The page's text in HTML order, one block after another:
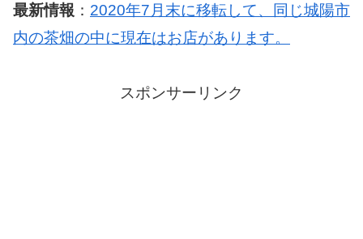
最新情報 ： 2020年7月末に移転して、同じ城陽市
内の茶畑の中に現在はお店があります。
スポンサーリンク